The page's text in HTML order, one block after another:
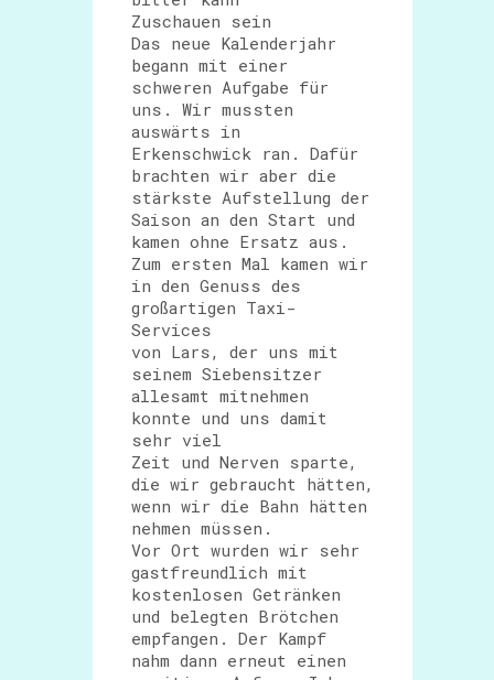
Zuschauen sein
Das neue Kalenderjahr
begann mit einer
schweren Aufgabe für
uns. Wir mussten
auswärts in
Erkenschwick ran. Dafür
brachten wir aber die
stärkste Aufstellung der
Saison an den Start und
kamen ohne Ersatz aus.
Zum ersten Mal kamen wir
in den Genuss des
großartigen Taxi-
Services
von Lars, der uns mit
seinem Siebensitzer
allesamt mitnehmen
konnte und uns damit
sehr viel
Zeit und Nerven sparte,
die wir gebraucht hätten,
wenn wir die Bahn hätten
nehmen müssen.
Vor Ort wurden wir sehr
gastfreundlich mit
kostenlosen Getränken
und belegten Brötchen
empfangen. Der Kampf
nahm dann erneut einen